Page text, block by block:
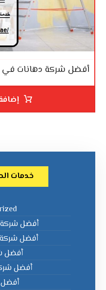
أفضل شركة دهانات في رأس
خدمات
أفضل
أفضل شركة
أفضل
أفضل